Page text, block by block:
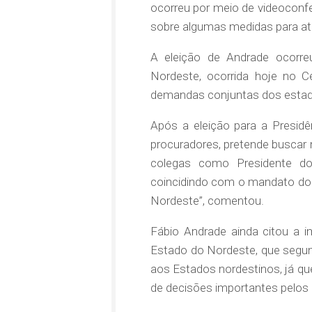
ocorreu por meio de
sobre algumas medidas para
A eleição de Andrade
Nordeste, ocorrida hoje no
demandas conjuntas dos
Após a eleição para a
procuradores, pretende
colegas como Presidente
coincidindo com o mandato
Nordeste”, comentou.
Fábio Andrade ainda citou a
Estado do Nordeste, que
aos Estados nordestinos, já
de decisões importantes pelos